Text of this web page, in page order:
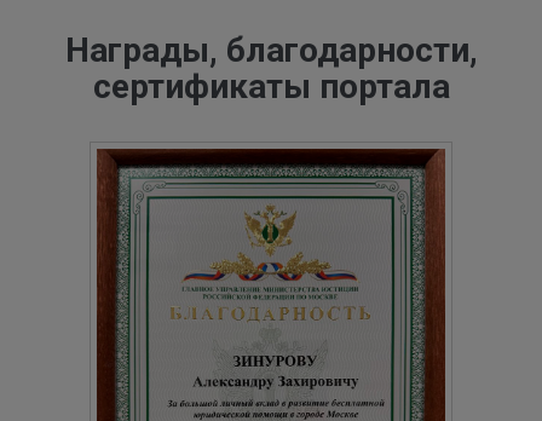
Награды, благодарности,
сертификаты портала